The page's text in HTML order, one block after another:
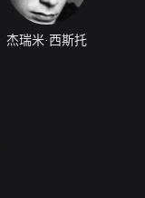
杰瑞米·西斯托